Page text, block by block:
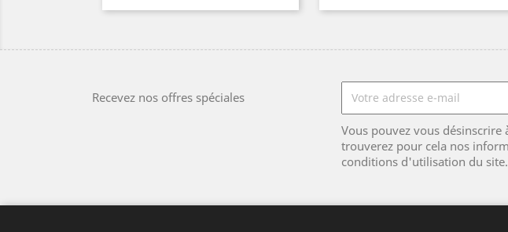
Recevez nos offres spéciales
Vous pouvez vous
trouverez pour cela nos
conditions d'utilisation du site.